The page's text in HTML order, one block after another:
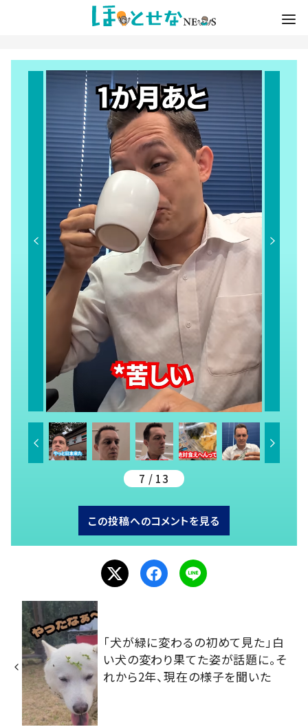
7 / 13
この投稿へのコメントを見る
「犬が緑に変わるの初めて見た」白
い犬の変わり果てた姿が話題に。そ
れから2年、現在の様子を聞いた